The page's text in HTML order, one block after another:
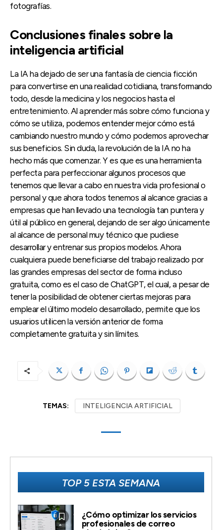
fotografías.
Conclusiones finales sobre la
inteligencia artificial
La IA ha dejado de ser una fantasía de ciencia ficción
para convertirse en una realidad cotidiana, transformando
todo, desde la medicina y los negocios hasta el
entretenimiento. Al aprender más sobre cómo funciona y
cómo se utiliza, podemos entender mejor cómo está
cambiando nuestro mundo y cómo podemos aprovechar
sus beneficios. Sin duda, la revolución de la IA no ha
hecho más que comenzar. Y es que es una herramienta
perfecta para perfeccionar algunos procesos que
tenemos que llevar a cabo en nuestra vida profesional o
personal y que ahora todos tenemos al alcance gracias a
empresas que han llevado una tecnología tan puntera y
útil al público en general, dejando de ser algo únicamente
al alcance de personal muy técnico que pudiese
desarrollar y entrenar sus propios modelos. Ahora
cualquiera puede beneficiarse del trabajo realizado por
las grandes empresas del sector de forma incluso
gratuita, como es el caso de ChatGPT, el cual, a pesar de
tener la posibilidad de obtener ciertas mejoras para
emplear el último modelo desarrollado, permite que los
usuarios utilicen la versión anterior de forma
completamente gratuita y sin límites.
TEMAS: INTELIGENCIA ARTIFICIAL
TOP 5 ESTA SEMANA
¿Cómo optimizar los servicios
profesionales de correo